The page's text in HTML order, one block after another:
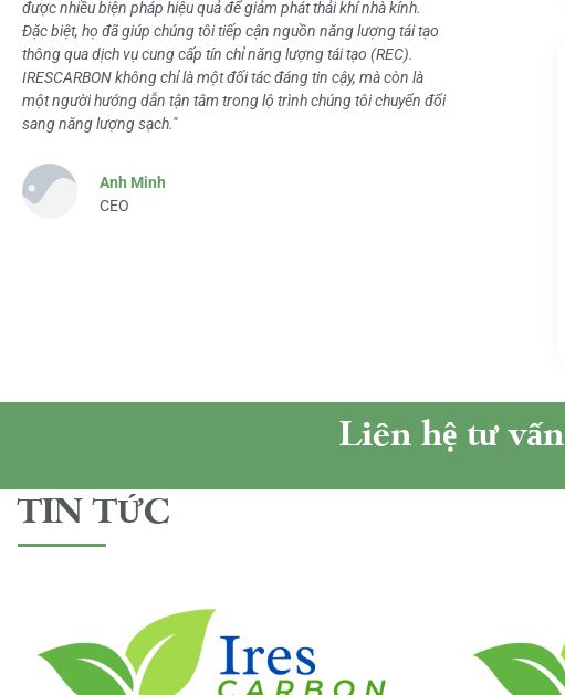
được nhiều biện pháp hiệu quả để giảm phát thải khí nhà kính.
Đặc biệt, họ đã giúp chúng tôi tiếp cận nguồn năng lượng tái tạo
thông qua dịch vụ cung cấp tín chỉ năng lượng tái tạo (REC).
IRESCARBON không chỉ là một đối tác đáng tin cậy, mà còn là
một người hướng dẫn tận tâm trong lộ trình chúng tôi chuyển đổi
sang năng lượng sạch."
Anh Minh
CEO
Liên hệ tư
TIN TỨC